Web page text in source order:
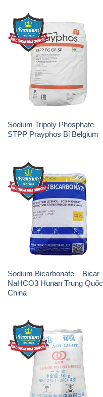
Sodium Tripoly Phosphate –
STPP Prayphos Bỉ Belgium
Sodium Bicarbonate – Bicar
NaHCO3 Hunan Trung Quốc
China